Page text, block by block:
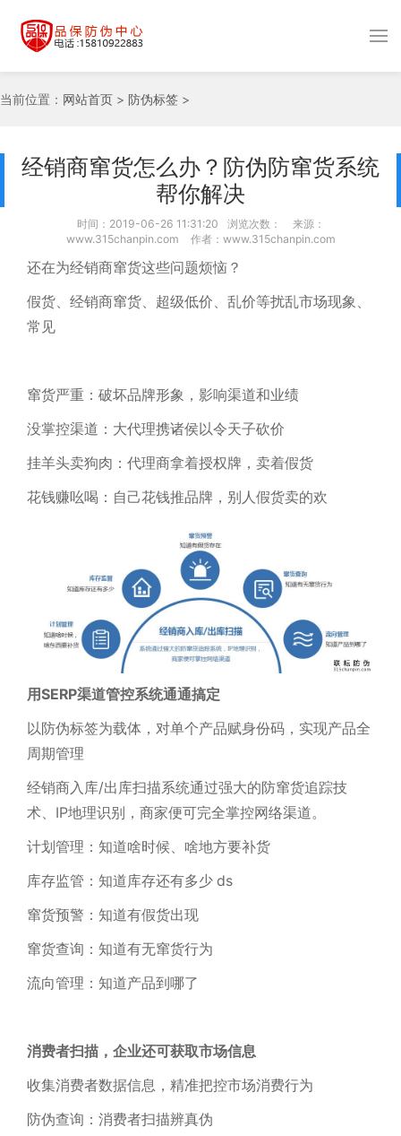
当前位置： 网站首页 > 防伪标签 >
经销商窜货怎么办？防伪防窜货系统
帮你解决
时间：2019-06-26 11:31:20 浏览次数：
来源：
www.315chanpin.com
作者：www.315chanpin.com
还在为经销商窜货这些问题烦恼？
假货、经销商窜货、超级低价、乱价等扰乱市场现象、
常见
窜货严重：破坏品牌形象，影响渠道和业绩
没掌控渠道：大代理携诸侯以令天子砍价
挂羊头卖狗肉：代理商拿着授权牌，卖着假货
花钱赚吆喝：自己花钱推品牌，别人假货卖的欢
用SERP渠道管控系统通通搞定
以防伪标签为载体，对单个产品赋身份码，实现产品全
周期管理
经销商入库/出库扫描系统通过强大的防窜货追踪技
术、IP地理识别，商家便可完全掌控网络渠道。
计划管理：知道啥时候、啥地方要补货
库存监管：知道库存还有多少 ds
窜货预警：知道有假货出现
窜货查询：知道有无窜货行为
流向管理：知道产品到哪了
消费者扫描，企业还可获取市场信息
收集消费者数据信息，精准把控市场消费行为
防伪查询：消费者扫描辨真伪